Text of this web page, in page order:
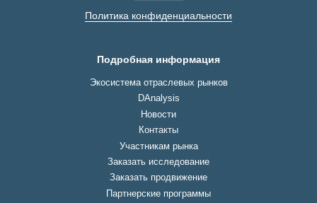
Политика конфиденциальности
Подробная информация
Экосистема отраслевых рынков
DAnalysis
Новости
Контакты
Участникам рынка
Заказать исследование
Заказать продвижение
Партнерские программы